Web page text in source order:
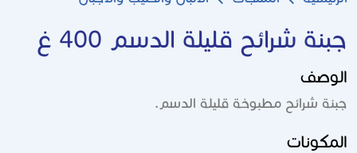
شرائح قليلة الدسم 400 غ
شرائح مطبوخة قليلة الدسم.